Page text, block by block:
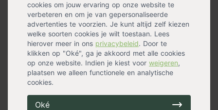
cookies om jouw ervaring op onze website te
verbeteren en om je van gepersonaliseerde
advertenties te voorzien. Je kunt altijd zelf kiezen
welke soorten cookies je wilt toestaan. Lees
hierover meer in ons privacybeleid. Door te
klikken op "Oké", ga je akkoord met alle cookies
op onze website. Indien je kiest voor weigeren,
plaatsen we alleen functionele en analytische
cookies.
Oké
Tuinafvalzak extra sterk
op voorraad
16,99
Alternatieven